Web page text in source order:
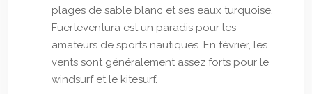
plages de sable blanc et ses eaux turquoise,
Fuerteventura est un paradis pour les
amateurs de sports nautiques. En février, les
vents sont généralement assez forts pour le
windsurf et le kitesurf.